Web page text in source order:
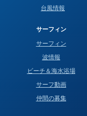
台風情報
サーフィン
サーフィン
波情報
ビーチ＆海水浴場
サーフ動画
仲間の募集